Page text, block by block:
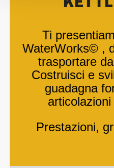
Ti
WaterWorks© ,
trasportare
Costruisci e
guadagna
Prestazioni,